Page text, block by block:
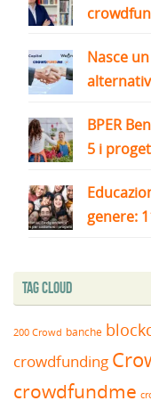
Nasce
BPER
5 i
genere:
Tag Cloud
200 Crowd banche
crowdfunding
crowdfundme